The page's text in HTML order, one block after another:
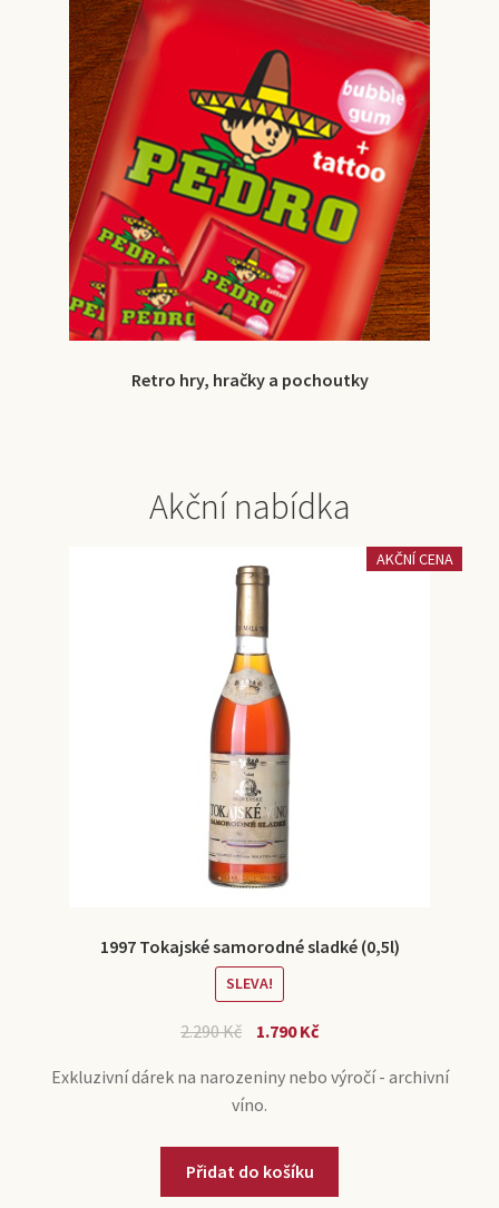
Retro hry, hračky a pochoutky
Akční nabídka
AKČNÍ CENA
1997 Tokajské samorodné sladké (0,5l)
SLEVA!
2.290Kč 1.790Kč
Exkluzivní dárek na narozeniny nebo výročí - archivní
víno.
Přidat do košíku